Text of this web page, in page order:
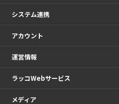
システム連携
アカウント
運営情報
ラッコWebサービス
メディア